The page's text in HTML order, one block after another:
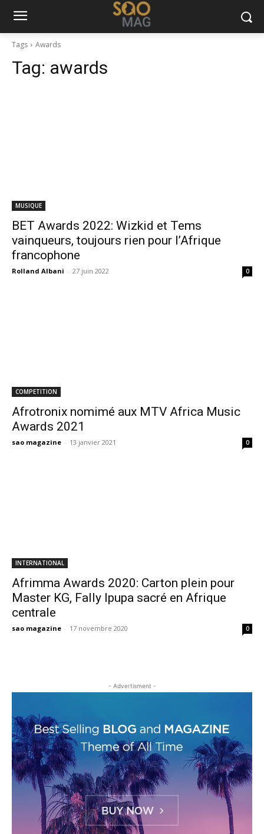
Tags Awards
Tag: awards
MUSIQUE
BET Awards 2022: Wizkid et Tems
vainqueurs, toujours rien pour l’Afrique
francophone
Rolland Albani - 27 juin 2022 0
COMPETITION
Afrotronix nomimé aux MTV Africa Music
Awards 2021
sao magazine - 13 janvier 2021 0
INTERNATIONAL
Afrimma Awards 2020: Carton plein pour
Master KG, Fally Ipupa sacré en Afrique
centrale
sao magazine - 17 novembre 2020 0
- Advertisment -